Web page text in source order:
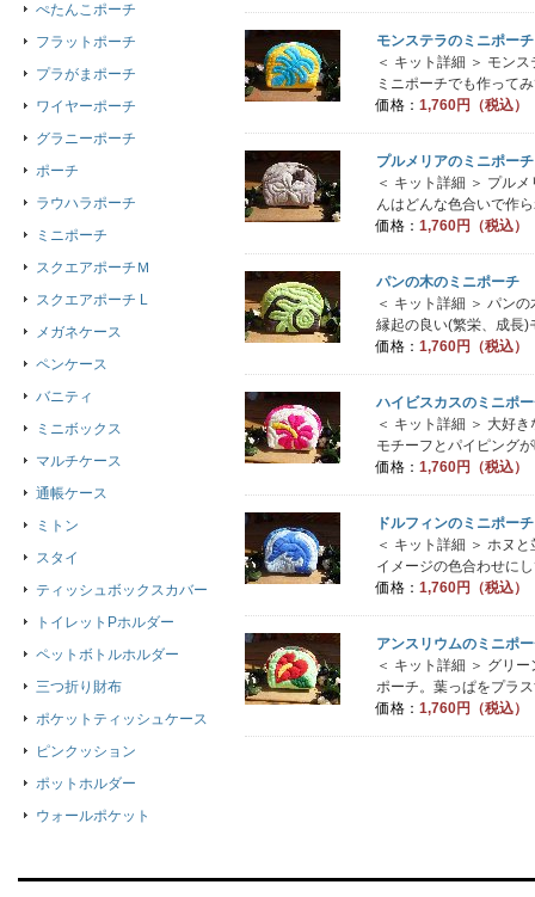
モンステラのミニポーチ
＜ キット詳細 ＞ モン
ミニポーチでも作って
価格： 1,760円（税込）
プルメリアのミニポーチ
＜ キット詳細 ＞ プル
んはどんな色合いで作
価格： 1,760円（税込）
パンの木のミニポーチ
＜ キット詳細 ＞ パン
縁起の良い(繁栄、成長)
価格： 1,760円（税込）
ハイビスカスのミニポ
＜ キット詳細 ＞ 大好
モチーフとパイピング
価格： 1,760円（税込）
ドルフィンのミニポーチ
＜ キット詳細 ＞ ホヌ
イメージの色合わせに
価格： 1,760円（税込）
アンスリウムのミニポ
＜ キット詳細 ＞ グリ
ポーチ。葉っぱをプラ
価格： 1,760円（税込）
ぺたんこポーチ
フラットポーチ
プラがまポーチ
ワイヤーポーチ
グラニーポーチ
ポーチ
ラウハラポーチ
ミニポーチ
スクエアポーチＭ
スクエアポーチ L
メガネケース
ペンケース
バニティ
ミニボックス
マルチケース
通帳ケース
ミトン
スタイ
ティッシュボックスカバー
トイレットPホルダー
ペットボトルホルダー
三つ折り財布
ポケットティッシュケース
ピンクッション
ポットホルダー
ウォールポケット